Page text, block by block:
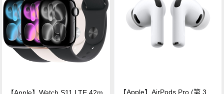
【Apple】AirPods Pro (第 3